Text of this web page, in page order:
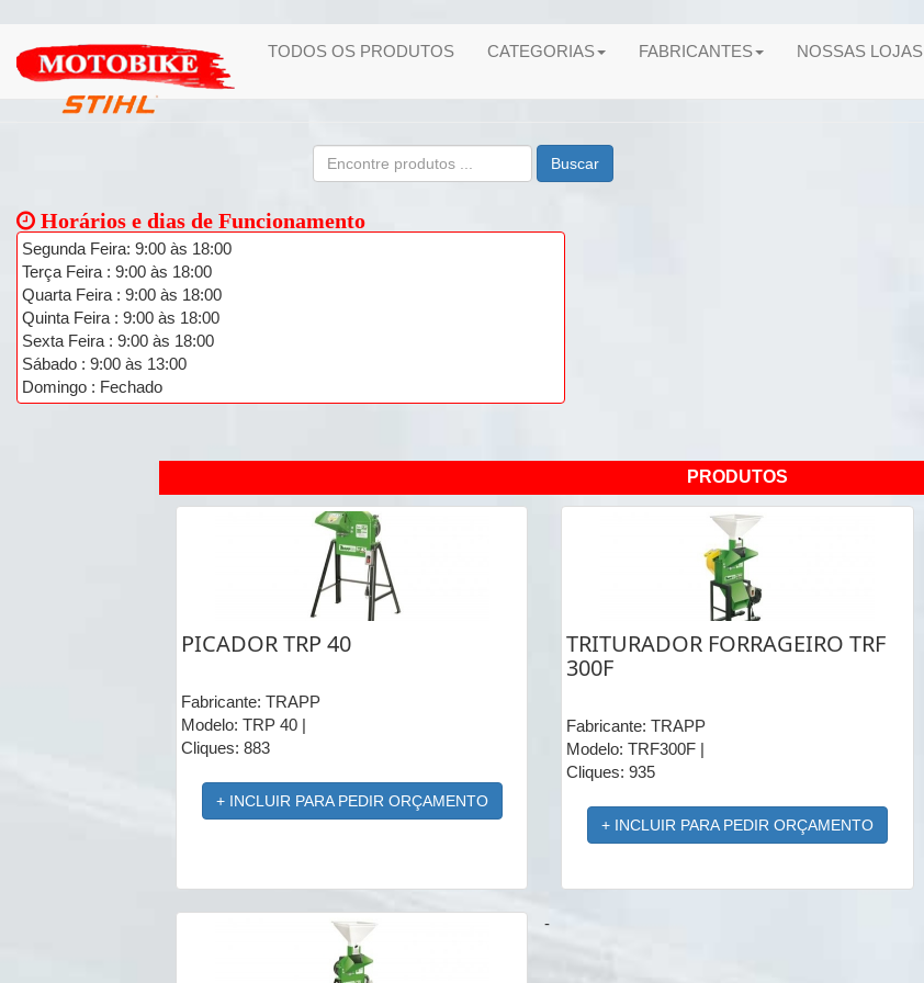
TODOS OS PRODUTOS CATEGORIAS FABRICANTES NOSSAS LOJAS
Buscar
Horários e dias de Funcionamento
Segunda Feira: 9:00 às 18:00
Terça Feira : 9:00 às 18:00
Quarta Feira : 9:00 às 18:00
Quinta Feira : 9:00 às 18:00
Sexta Feira : 9:00 às 18:00
Sábado : 9:00 às 13:00
Domingo : Fechado
PRODUTOS
PICADOR TRP 40
Fabricante: TRAPP
Modelo: TRP 40 |
Cliques: 883
+ INCLUIR PARA PEDIR ORÇAMENTO
TRITURADOR FORRAGEIRO TRF
300F
Fabricante: TRAPP
Modelo: TRF300F |
Cliques: 935
+ INCLUIR PARA PEDIR ORÇAMENTO
-